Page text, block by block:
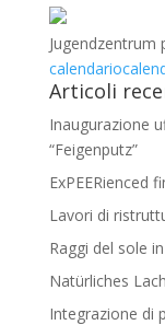
Jugendzentrum
calendario
Articoli
Inaugurazione
“Feigenputz”
ExPEERienced
Lavori di
Raggi del sole
Natürliches
Integrazione di